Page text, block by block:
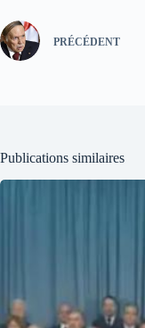
PRÉCÉDENT
Publications similaires